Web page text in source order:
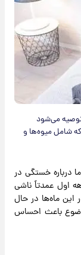
می‌شود
که شامل میوه‌ها و
درباره خستگی در
اول عمدتاً ناشی
ماه‌ها در حال
باعث احساس